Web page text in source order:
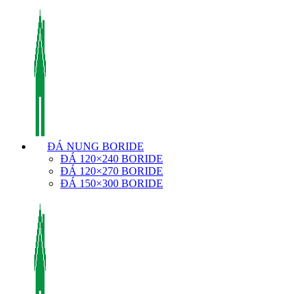
ĐÁ NUNG BORIDE
ĐÁ 120×240 BORIDE
ĐÁ 120×270 BORIDE
ĐÁ 150×300 BORIDE